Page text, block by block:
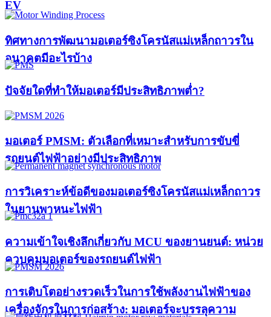
EV
ทิศทางการพัฒนามอเตอร์ซิงโครนัสแม่เหล็กถาวรใน
อนาคตมีอะไรบ้าง
ปัจจัยใดที่ทำให้มอเตอร์มีประสิทธิภาพต่ำ?
มอเตอร์ PMSM: ตัวเลือกที่เหมาะสำหรับการขับขี่
รถยนต์ไฟฟ้าอย่างมีประสิทธิภาพ
การวิเคราะห์ข้อดีของมอเตอร์ซิงโครนัสแม่เหล็กถาวร
ในยานพาหนะไฟฟ้า
ความเข้าใจเชิงลึกเกี่ยวกับ MCU ของยานยนต์: หน่วย
ควบคุมมอเตอร์ของรถยนต์ไฟฟ้า
การเติบโตอย่างรวดเร็วในการใช้พลังงานไฟฟ้าของ
เครื่องจักรในการก่อสร้าง: มอเตอร์จะบรรลุความ